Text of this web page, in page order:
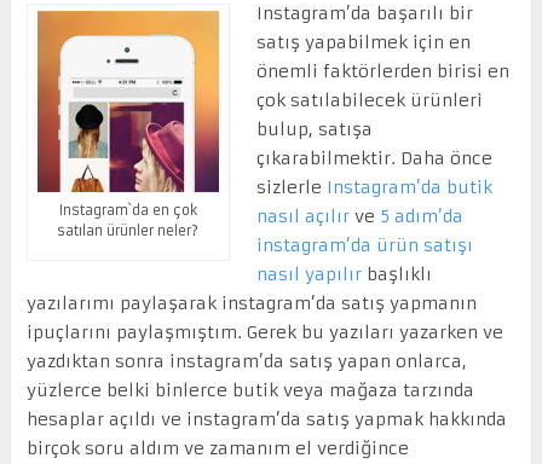
Instagram`da en çok
satılan ürünler neler?
Instagram’da başarılı bir
satış yapabilmek için en
önemli faktörlerden birisi en
çok satılabilecek ürünleri
bulup, satışa
çıkarabilmektir. Daha önce
sizlerle Instagram’da butik
nasıl açılırve 5 adım’da
instagram’da ürün satışı
nasıl yapılırbaşlıklı
yazılarımı paylaşarak instagram’da satış yapmanın
ipuçlarını paylaşmıştım. Gerek bu yazıları yazarken ve
yazdıktan sonra instagram’da satış yapan onlarca,
yüzlerce belki binlerce butik veya mağaza tarzında
hesaplar açıldı ve instagram’da satış yapmak hakkında
birçok soru aldım ve zamanım el verdiğince